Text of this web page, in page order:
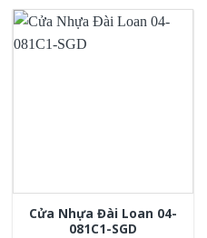
Cửa Nhựa Đài Loan 04-
081C1-SGD